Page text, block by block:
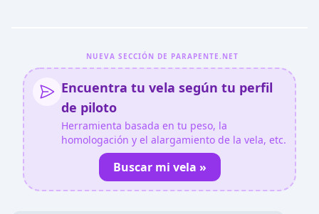
NUEVA SECCIÓN DE PARAPENTE.NET
Encuentra tu vela según tu perfil
de piloto
Herramienta basada en tu peso, la
homologación y el alargamiento de la vela, etc.
Buscar mi vela »